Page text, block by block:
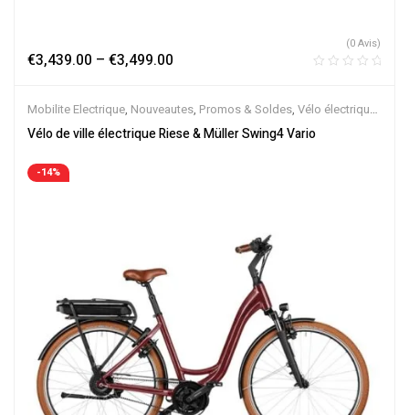
€3,439.00 – €3,499.00
(0 Avis)
Mobilite Electrique, Nouveautes, Promos & Soldes, Vélo électrique
ville,Velos Electriques,VTC Electrique
Vélo de ville électrique Riese & Müller Swing4 Vario
-14%